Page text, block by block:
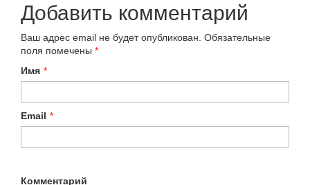
Добавить комментарий
Ваш адрес email не будет опубликован. Обязательные
поля помечены *
Имя *
Email *
Комментарий